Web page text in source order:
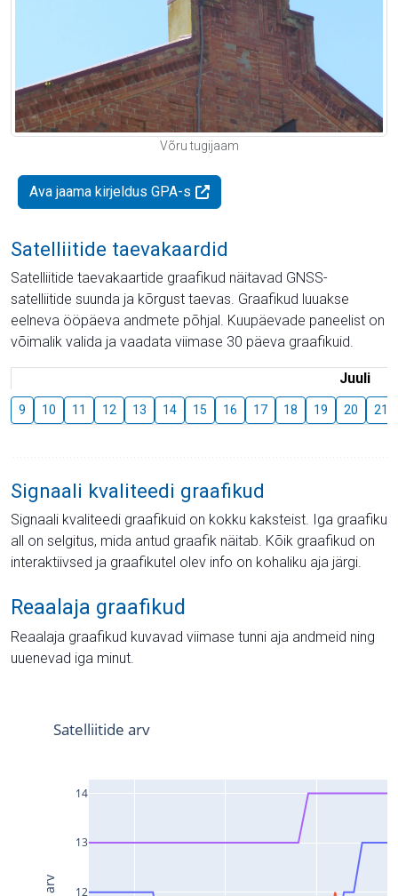
Võru tugijaam
Ava jaama kirjeldus GPA-s
Satelliitide taevakaardid
Satelliitide taevakaartide graafikud näitavad GNSS-
satelliitide suunda ja kõrgust taevas. Graafikud luuakse
eelneva ööpäeva andmete põhjal. Kuupäevade paneelist on
võimalik valida ja vaadata viimase 30 päeva graafikuid.
Juuli
9 10 11 12 13 14 15 16 17 18 19 20 21
Signaali kvaliteedi graafikud
Signaali kvaliteedi graafikuid on kokku kaksteist. Iga graafiku
all on selgitus, mida antud graafik näitab. Kõik graafikud on
interaktiivsed ja graafikutel olev info on kohaliku aja järgi.
Reaalaja graafikud
Reaalaja graafikud kuvavad viimase tunni aja andmeid ning
uuenevad iga minut.